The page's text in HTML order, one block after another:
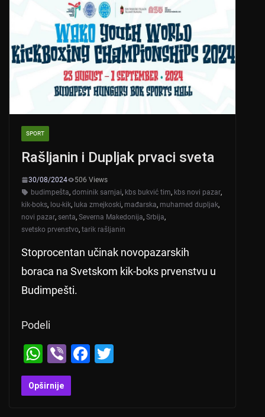
SPORT
Rašljanin i Dupljak prvaci sveta
30/08/2024
506 Views
budimpešta, dominik sarnjai, kbs bukvić tim, kbs novi pazar,
kik-boks, lou-kik, luka zmejkoski, mađarska, muhamed dupljak,
novi pazar, senta, Severna Makedonija, Srbija,
svetsko prvenstvo, tarik rašljanin
Stoprocentan učinak novopazarskih
boraca na Svetskom kik-boks prvenstvu u
Budimpešti.
Podeli
W
h
at
Vi
b
er
F
Opširnije